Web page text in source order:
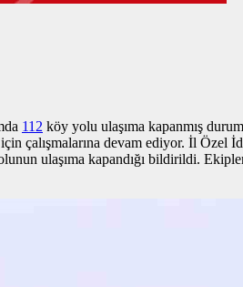
112 köy yolu ulaşıma kapanmış
çalışmalarına devam ediyor. İl
ulaşıma kapandığı bildirildi.